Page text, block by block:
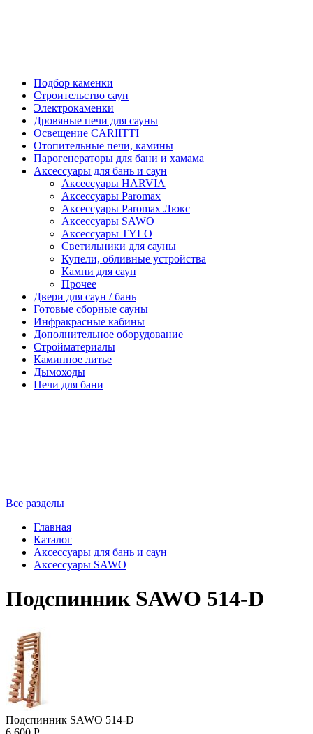
Подбор каменки
Строительство саун
Электрокаменки
Дровяные печи для сауны
Освещение CARIITTI
Отопительные печи, камины
Парогенераторы для бани и хамама
Аксессуары для бань и саун
Аксессуары HARVIA
Аксессуары Paromax
Аксессуары Paromax Люкс
Аксессуары SAWO
Аксессуары TYLO
Светильники для сауны
Купели, обливные устройства
Камни для саун
Прочее
Двери для саун / бань
Готовые сборные сауны
Инфракрасные кабины
Дополнительное оборудование
Стройматериалы
Каминное литье
Дымоходы
Печи для бани
Все разделы
Главная
Каталог
Аксессуары для бань и саун
Аксессуары SAWO
Подспинник SAWO 514-D
Подспинник SAWO 514-D